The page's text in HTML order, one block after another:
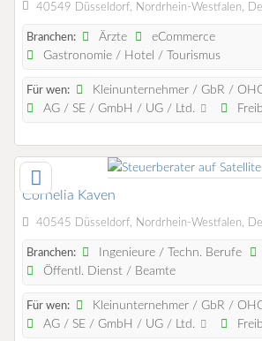
40549 Düsseldorf, Nordrhein-Westfalen,
Branchen: Ärzte
eCommerce
Gastronomie / Hotel / Tourismus
Für wen:
Kleinunternehmer / GbR /
AG / SE / GmbH / UG / Ltd.
Cornelia Kaven
40545 Düsseldorf, Nordrhein-Westfalen,
Branchen: Ingenieure / Techn. Berufe
Öffentl. Dienst / Beamte
Für wen:
Kleinunternehmer / GbR /
AG / SE / GmbH / UG / Ltd.